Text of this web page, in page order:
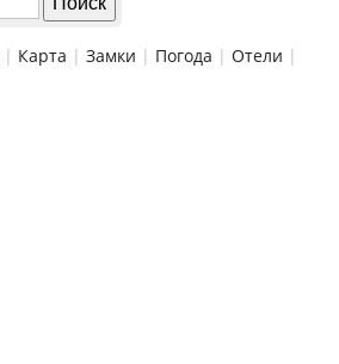
| Карта | Замки | Погода | Отели |